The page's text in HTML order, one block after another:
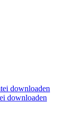
downloaden
downloaden